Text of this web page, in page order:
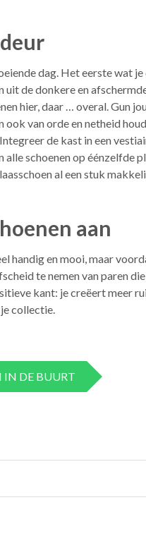
dag. Het eerste wat je
de donkere en
hier, daar … overal. Gun
ook van orde en netheid
de kast in een
alle schoenen op éénzelfde
al een stuk
aan
handig en mooi, maar
te nemen van paren
kant: je creëert meer
collectie.
DE BUURT